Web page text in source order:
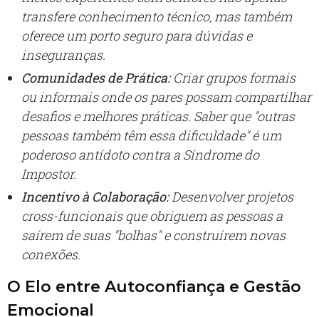
transfere conhecimento técnico, mas também
oferece um porto seguro para dúvidas e
inseguranças.
Comunidades de Prática:Criar grupos formais
ou informais onde os pares possam compartilhar
desafios e melhores práticas. Saber que "outras
pessoas também têm essa dificuldade" é um
poderoso antídoto contra a Síndrome do
Impostor.
Incentivo à Colaboração:Desenvolver projetos
cross-funcionaisque obriguem as pessoas a
saírem de suas "bolhas" e construírem novas
conexões.
O Elo entre Autoconfiança e Gestão
Emocional